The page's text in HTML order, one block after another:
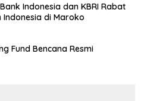
Indonesia dan KBRI Rabat
Indonesia di Maroko
Fund Bencana Resmi